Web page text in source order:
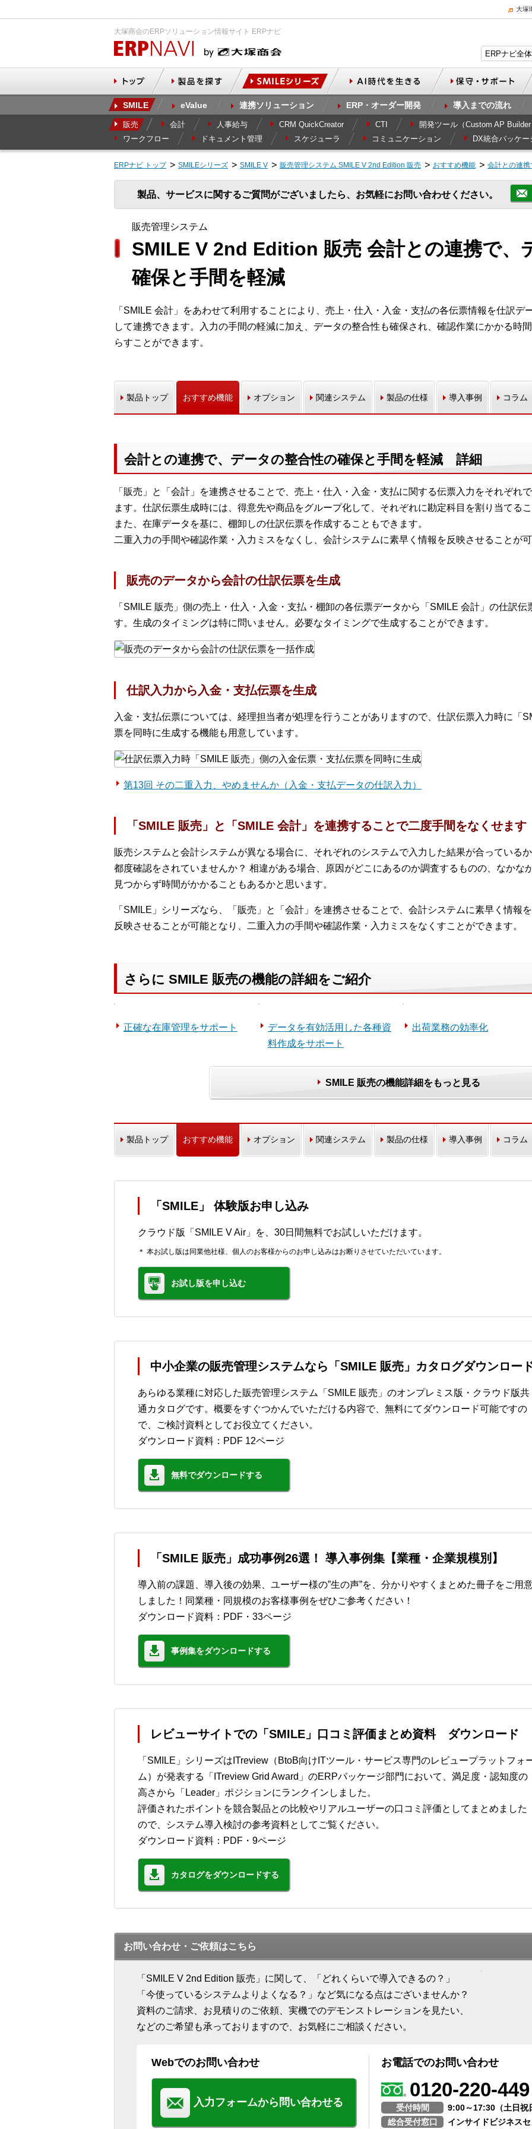
大塚
大塚商会のERPソリューション情報サイト ERPナビ
SMILE eValue 連携ソリューション ERP・オーダー開発 導入までの流れ
販売 会計 人事給与 CRM QuickCreator CTI
開発ツール（Custom AP
ワークフロー
ドキュメント管理 スケジューラ コミュニケーション DX統合パッケー
ERPナビ トップ SMILEシリーズ SMILE V 販売管理システム SMILE V 2nd Edition 販売 おすすめ機能 会計との連
製品、サービスに関するご質問がございましたら、お気軽にお問い合わせください。
販売管理システム
SMILE V 2nd Edition 販売 会計との連携で、
確保と手間を軽減
「SMILE 会計」をあわせて利用することにより、売上・仕入・入金・支払の各伝票情報を仕訳デ
して連携できます。入力の手間の軽減に加え、データの整合性も確保され、確認作業にかかる時
らすことができます。
製品トップ おすすめ機能 オプション 関連システム 製品の仕様 導入事例 コラム
会計との連携で、データの整合性の確保と手間を軽減 詳細
「販売」と「会計」を連携させることで、売上・仕入・入金・支払に関する伝票入力をそれぞれ
ます。仕訳伝票生成時には、得意先や商品をグループ化して、それぞれに勘定科目を割り当てる
また、在庫データを基に、棚卸しの仕訳伝票を作成することもできます。
二重入力の手間や確認作業・入力ミスをなくし、会計システムに素早く情報を反映させることが
販売のデータから会計の仕訳伝票を生成
「SMILE 販売」側の売上・仕入・入金・支払・棚卸の各伝票データから「SMILE 会計」の仕訳
す。生成のタイミングは特に問いません。必要なタイミングで生成することができます。
仕訳入力から入金・支払伝票を生成
入金・支払伝票については、経理担当者が処理を行うことがありますので、仕訳伝票入力時に「
票を同時に生成する機能も用意しています。
第13回 その二重入力、やめませんか（入金・支払データの仕訳入力）
「SMILE 販売」と「SMILE 会計」を連携することで二度手間をなくせます
販売システムと会計システムが異なる場合に、それぞれのシステムで入力した結果が合っているか
都度確認をされていませんか？ 相違がある場合、原因がどこにあるのか調査するものの、なかな
見つからず時間がかかることもあるかと思います。
「SMILE」シリーズなら、「販売」と「会計」を連携させることで、会計システムに素早く情報を
反映させることが可能となり、二重入力の手間や確認作業・入力ミスをなくすことができます。
さらに SMILE 販売の機能の詳細をご紹介
正確な在庫管理をサポート
データを有効活用した各種資
料作成をサポート
出荷業務の効率化
SMILE 販売の機能詳細をもっと見る
製品トップ おすすめ機能 オプション 関連システム 製品の仕様 導入事例 コラム
「SMILE」 体験版お申し込み
クラウド版「SMILE V Air」を、30日間無料でお試しいただけます。
＊ 本お試し版は同業他社様、個人のお客様からのお申し込みはお断りさせていただいています。
お試し版を申し込む
中小企業の販売管理システムなら「SMILE 販売」カタログダウンロー
あらゆる業種に対応した販売管理システム「SMILE 販売」のオンプレミス版・クラウド版共
通カタログです。概要をすぐつかんでいただける内容で、無料にてダウンロード可能ですの
で、ご検討資料としてお役立てください。
ダウンロード資料：PDF 12ページ
無料でダウンロードする
「SMILE 販売」成功事例26選！ 導入事例集【業種・企業規模別】
導入前の課題、導入後の効果、ユーザー様の”生の声”を、分かりやすくまとめた冊子をご用
しました！同業種・同規模のお客様事例をぜひご参考ください！
ダウンロード資料：PDF・33ページ
事例集をダウンロードする
レビューサイトでの「SMILE」口コミ評価まとめ資料 ダウンロード
「SMILE」シリーズはITreview（BtoB向けITツール・サービス専門のレビュープラットフォ
ム）が発表する「ITreview Grid Award」のERPパッケージ部門において、満足度・認知度の
高さから「Leader」ポジションにランクインしました。
評価されたポイントを競合製品との比較やリアルユーザーの口コミ評価としてまとめました
ので、システム導入検討の参考資料としてご覧ください。
ダウンロード資料：PDF・9ページ
カタログをダウンロードする
お問い合わせ・ご依頼はこちら
「SMILE V 2nd Edition 販売」に関して、「どれくらいで導入できるの？」
「今使っているシステムよりよくなる？」など気になる点はございませんか？
資料のご請求、お見積りのご依頼、実機でのデモンストレーションを見たい、
などのご希望も承っておりますので、お気軽にご相談ください。
Webでのお問い合わせ
入力フォームから問い合わせる
お電話でのお問い合わせ
0120-220-449
受付時間
9:00～17:30（土日祝
総合受付窓口
インサイドビジネス